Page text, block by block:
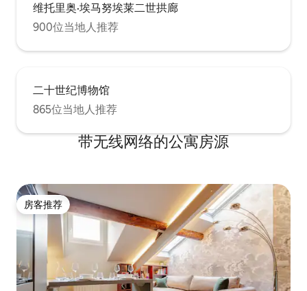
维托里奥·埃马努埃莱二世拱廊
900位当地人推荐
二十世纪博物馆
865位当地人推荐
带无线网络的公寓房源
房客推荐
房客推荐